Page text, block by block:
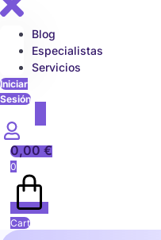
Blog
Especialistas
Servicios
Iniciar
Sesión
0,00€
0
Cart